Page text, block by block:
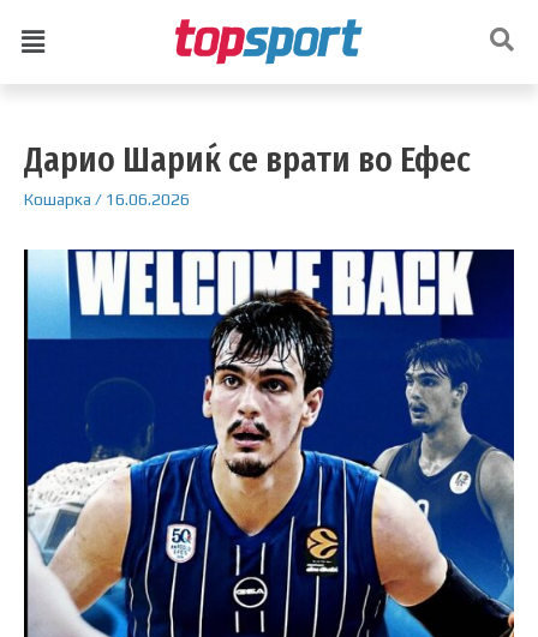
Дарио Шариќ се врати во Ефес
Кошарка / 16.06.2026